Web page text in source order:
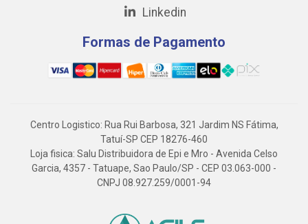
Linkedin
Formas de Pagamento
Centro Logistico: Rua Rui Barbosa, 321 Jardim NS Fátima,
Tatuí-SP CEP 18276-460
Loja fisica: Salu Distribuidora de Epi e Mro - Avenida Celso
Garcia, 4357 - Tatuape, Sao Paulo/SP - CEP 03.063-000 -
CNPJ 08.927.259/0001-94